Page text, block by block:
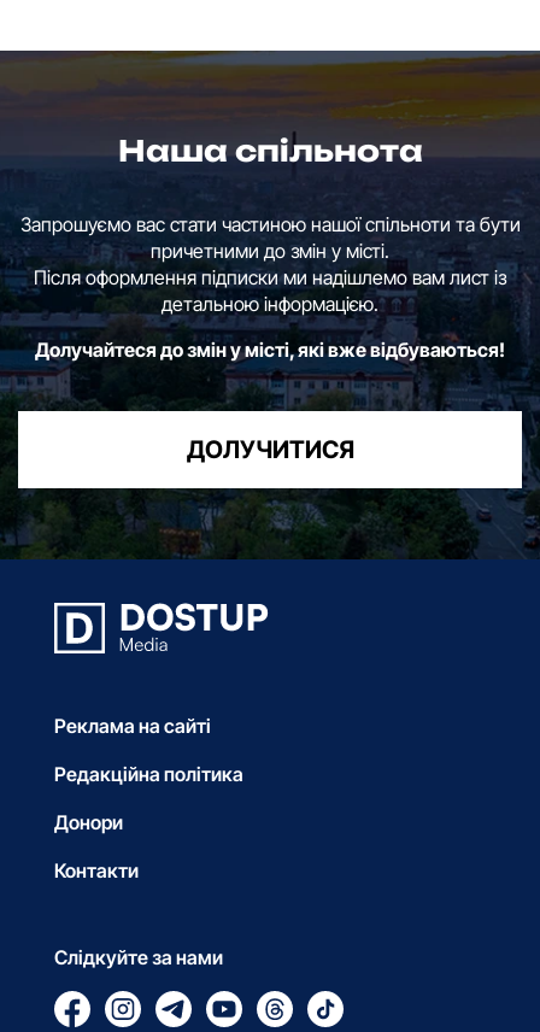
Наша спільнота
Запрошуємо вас стати частиною нашої спільноти та бути
причетними до змін у місті.
Після оформлення підписки ми надішлемо вам лист із
детальною інформацією.
Долучайтеся до змін у місті, які вже відбуваються!
ДОЛУЧИТИСЯ
Реклама на сайті
Редакційна політика
Донори
Контакти
Слідкуйте за нами